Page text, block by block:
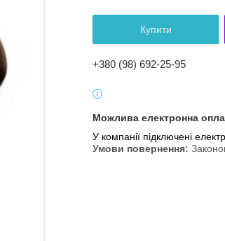
Купити
+380 (98) 692-25-95
У компанії підключені